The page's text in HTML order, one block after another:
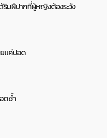
ริมฝีปากที่ผู้หญิงต้องระวัง
ยแค่ปอด
ดซ้ำ